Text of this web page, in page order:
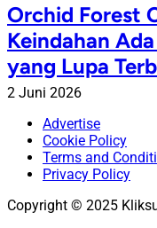
Orchid Forest
Keindahan
yang Lupa
2 Juni 2026
Advertise
Cookie Policy
Terms and
Privacy Policy
Copyright © 2025